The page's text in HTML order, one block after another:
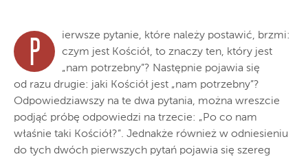
P
ierwsze pytanie, które należy postawić, brzmi:
czym jest Kościół, to znaczy ten, który jest
„nam potrzebny”? Następnie pojawia się
od razu drugie: jaki Kościół jest „nam potrzebny”?
Odpowiedziawszy na te dwa pytania, można wreszcie
podjąć próbę odpowiedzi na trzecie: „Po co nam
właśnie taki Kościół?”. Jednakże również w odniesieniu
do tych dwóch pierwszych pytań pojawia się szereg